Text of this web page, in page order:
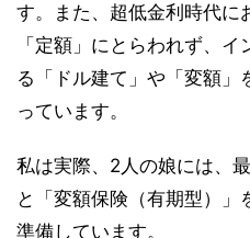
す。また、超低金利時代に
「定額」にとらわれず、
る「ドル建て」や「変額」
っています。
私は実際、2人の娘には、
と「変額保険（有期型）
準備しています。